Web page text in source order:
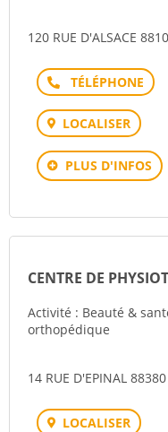
120 RUE D'ALSACE
Téléphone
LOCALISER
PLUS D'INFOS
CENTRE DE
Activité : Beauté &
orthopédique
14 RUE D'EPINAL 88380
LOCALISER